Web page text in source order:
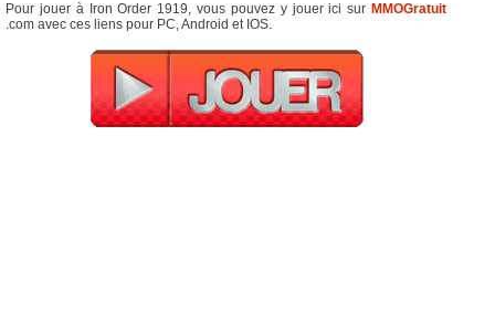
Pour jouer à Iron Order 1919, vous pouvez y jouer ici sur MMOGratuit
.com avec ces liens pour PC, Android et IOS.